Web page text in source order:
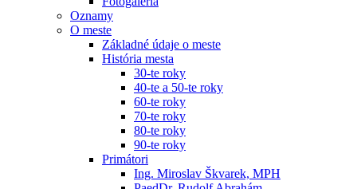
Oznamy
O meste
Základné údaje o meste
História mesta
30-te roky
40-te a 50-te roky
60-te roky
70-te roky
80-te roky
90-te roky
Primátori
Ing. Miroslav Škvarek, MPH